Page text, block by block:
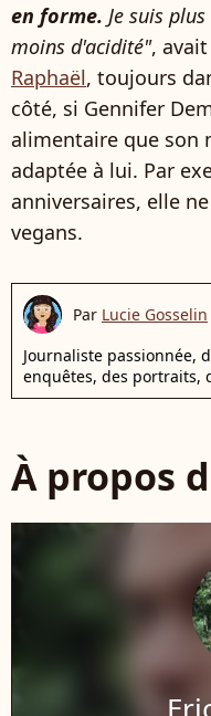
en forme. Je suis
moins d'acidité",
Raphaël, toujours
côté, si Gennifer
alimentaire que son
adaptée à lui. Par
anniversaires, elle
vegans.
Par Lucie Gosselin
Journaliste passionnée,
enquêtes, des portraits,
À propos